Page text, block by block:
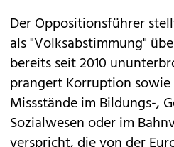
Der Oppositionsführer
als "Volksabstimmung"
bereits seit 2010
prangert Korruption
Missstände im Bildungs-,
Sozialwesen oder im